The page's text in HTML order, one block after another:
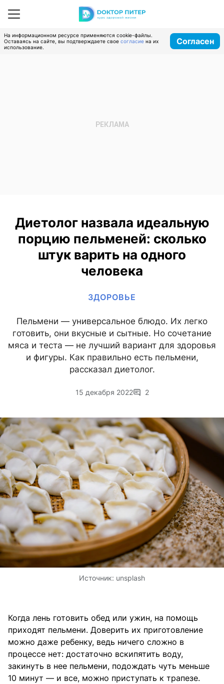
На информационном ресурсе применяются cookie-файлы.
Оставаясь на сайте, вы подтверждаете свое согласие на их
использование.
Согласен
Диетолог назвала идеальную
порцию пельменей: сколько
штук варить на одного
человека
ЗДОРОВЬЕ
Пельмени — универсальное блюдо. Их легко
готовить, они вкусные и сытные. Но сочетание
мяса и теста — не лучший вариант для здоровья
и фигуры. Как правильно есть пельмени,
рассказал диетолог.
15 декабря 2022 2
Источник: unsplash
Когда лень готовить обед или ужин, на помощь
приходят пельмени. Доверить их приготовление
можно даже ребенку, ведь ничего сложно в
процессе нет: достаточно вскипятить воду,
закинуть в нее пельмени, подождать чуть меньше
10 минут — и все, можно приступать к трапезе.